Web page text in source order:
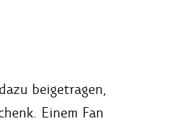
beigetragen,
Einem Fan